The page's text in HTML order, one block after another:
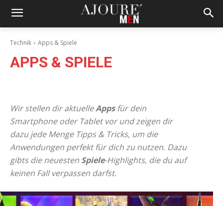
Technik Apps & Spiele
APPS & SPIELE
Wir stellen dir aktuelleAppsfür dein
Smartphone oder Tablet vor und zeigen dir
dazu jede Menge Tipps & Tricks, um die
Anwendungen perfekt für dich zu nutzen. Dazu
gibts die neuesten Spiele-Highlights, die du auf
keinen Fall verpassen darfst.